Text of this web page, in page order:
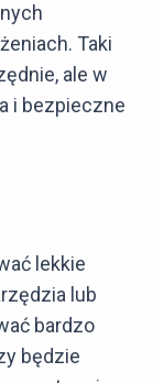
Taki
ale w
i bezpieczne
lekkie
lub
bardzo
będzie